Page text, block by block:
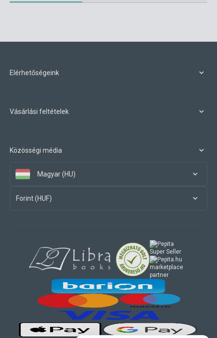
Elérhetőségeink
Vásárlási feltételek
Közösségi média
Magyar (HU)
Forint (HUF)
marketplace
partner